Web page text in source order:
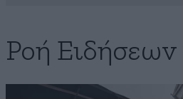
Ροή Ειδήσεων